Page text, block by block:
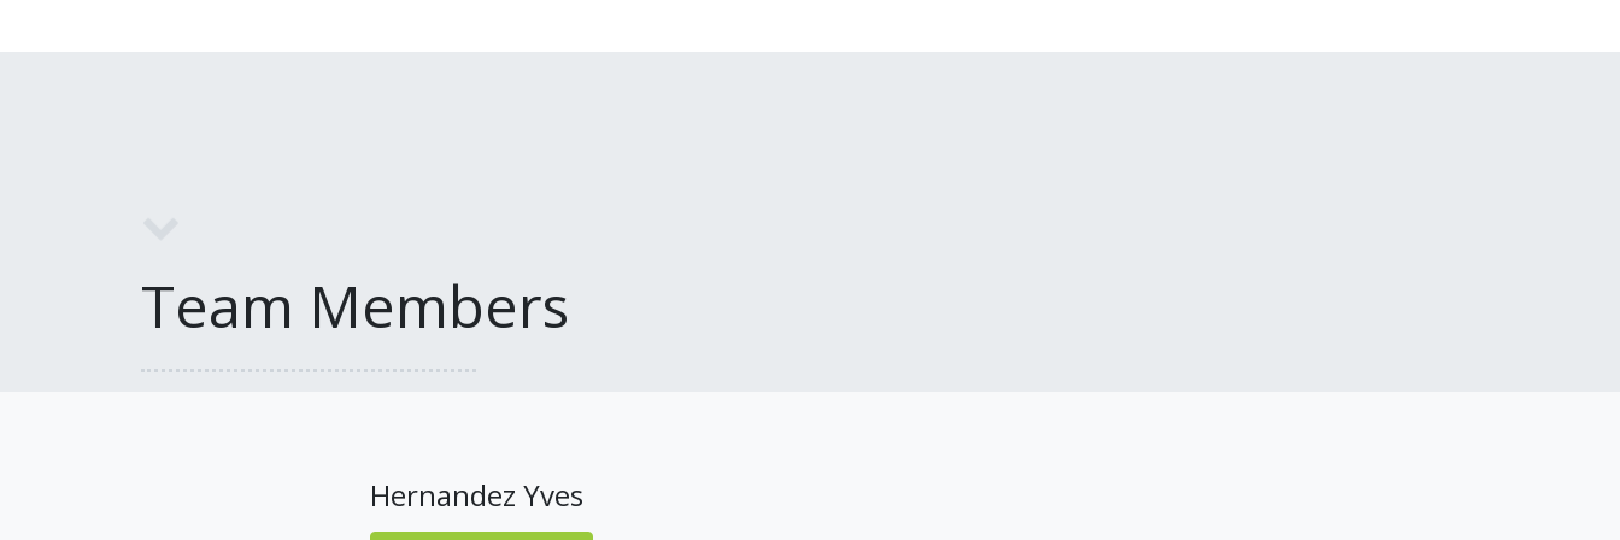
Team Members
Hernandez Yves